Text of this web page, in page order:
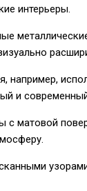
интерьеры.
например,
и
матовой